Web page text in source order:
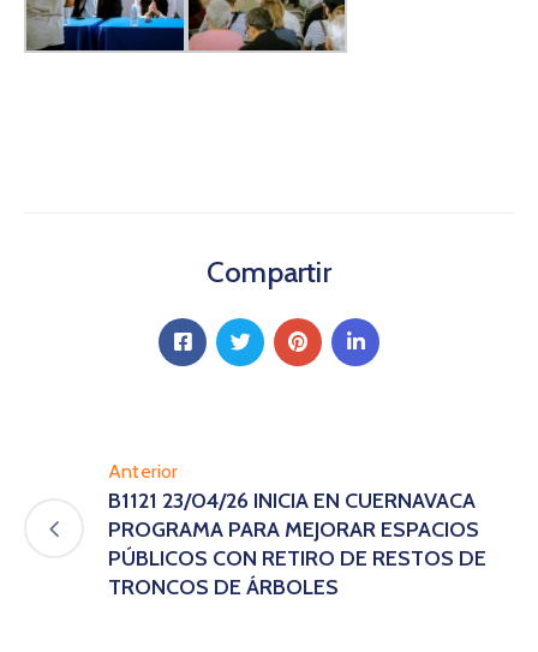
Compartir
Anterior
B1121 23/04/26 INICIA EN CUERNAVACA
PROGRAMA PARA MEJORAR ESPACIOS
PÚBLICOS CON RETIRO DE RESTOS DE
TRONCOS DE ÁRBOLES